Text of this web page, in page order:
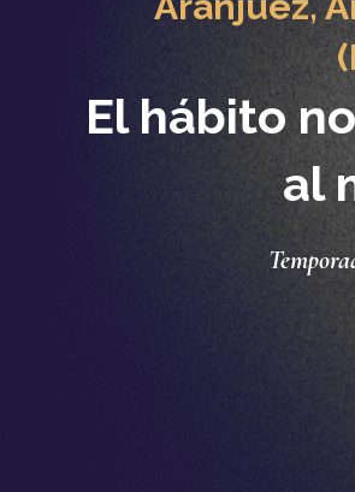
El hábito
al